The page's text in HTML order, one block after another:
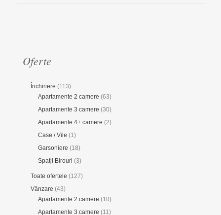
Oferte
Închiriere (113)
Apartamente 2 camere (63)
Apartamente 3 camere (30)
Apartamente 4+ camere (2)
Case / Vile (1)
Garsoniere (18)
Spaţii Birouri (3)
Toate ofertele (127)
Vânzare (43)
Apartamente 2 camere (10)
Apartamente 3 camere (11)